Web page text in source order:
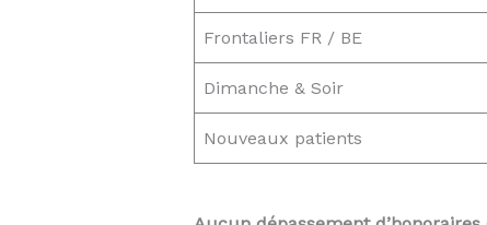
Frontaliers FR / BE
Dimanche & Soir
Nouveaux patients